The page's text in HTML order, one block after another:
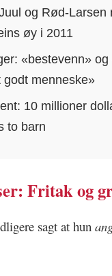
og Rød-Larsen
øy i 2011
«bestevenn» og
godt menneske»
10 millioner
to barn
Fritak og
sagt at hun